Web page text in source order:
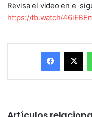
Revisa el video en el
https://fb.watch/
Facebook
X